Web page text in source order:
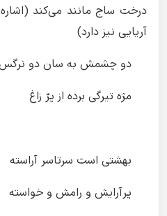
درخت ساج مانند می‌کند (اشاره
آریایی نیز دارد)
دو چشمش به سان دو نرگس
مژه تیرگی برده از پرّ زاغ
بهشتی است سرتاسر آراسته
پرآرایش و رامش و خواسته